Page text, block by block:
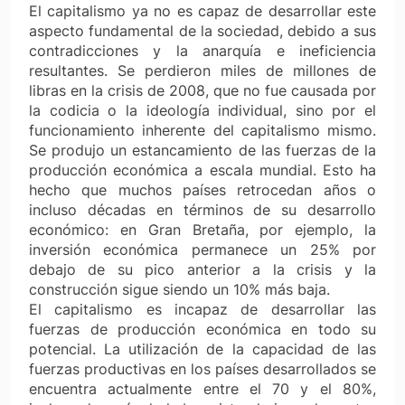
El capitalismo ya no es capaz de desarrollar este
aspecto fundamental de la sociedad, debido a sus
contradicciones y la anarquía e ineficiencia
resultantes. Se perdieron miles de millones de
libras en la crisis de 2008, que no fue causada por
la codicia o la ideología individual, sino por el
funcionamiento inherente del capitalismo mismo.
Se produjo un estancamiento de las fuerzas de la
producción económica a escala mundial. Esto ha
hecho que muchos países retrocedan años o
incluso décadas en términos de su desarrollo
económico: en Gran Bretaña, por ejemplo, la
inversión económica permanece un 25% por
debajo de su pico anterior a la crisis y la
construcción sigue siendo un 10% más baja.
El capitalismo es incapaz de desarrollar las
fuerzas de producción económica en todo su
potencial. La utilización de la capacidad de las
fuerzas productivas en los países desarrollados se
encuentra actualmente entre el 70 y el 80%,